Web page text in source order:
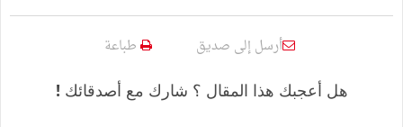
أرسل إلى صديق طباعة
هل أعجبك هذا المقال ؟ شارك مع أصدقائك !